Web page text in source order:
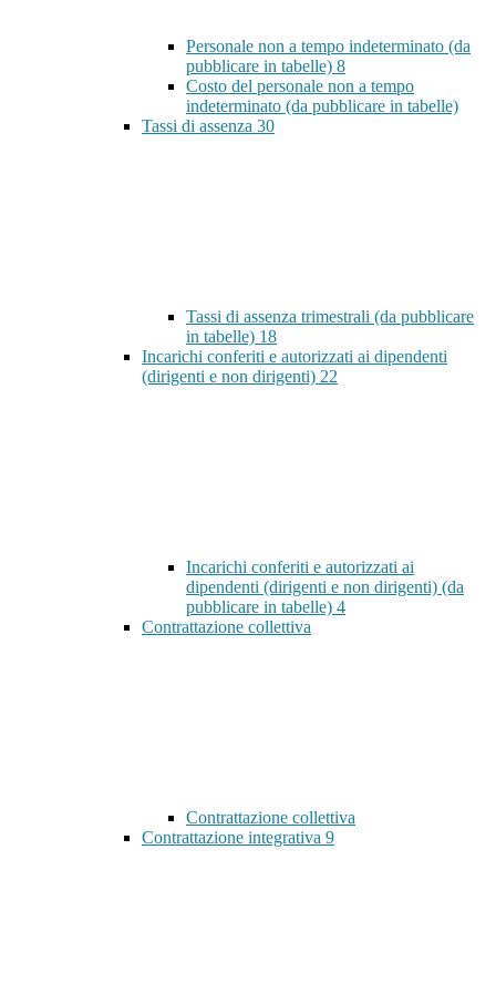
Personale non a tempo indeterminato (da
pubblicare in tabelle) 8
Costo del personale non a tempo
indeterminato (da pubblicare in tabelle)
Tassi di assenza 30
Tassi di assenza trimestrali (da pubblicare
in tabelle) 18
Incarichi conferiti e autorizzati ai dipendenti
(dirigenti e non dirigenti) 22
Incarichi conferiti e autorizzati ai
dipendenti (dirigenti e non dirigenti) (da
pubblicare in tabelle) 4
Contrattazione collettiva
Contrattazione collettiva
Contrattazione integrativa 9